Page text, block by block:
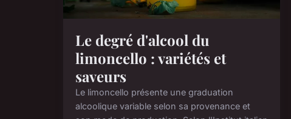
Le degré d'alcool du
limoncello : variétés et
saveurs
Le limoncello présente une graduation
alcoolique variable selon sa provenance et